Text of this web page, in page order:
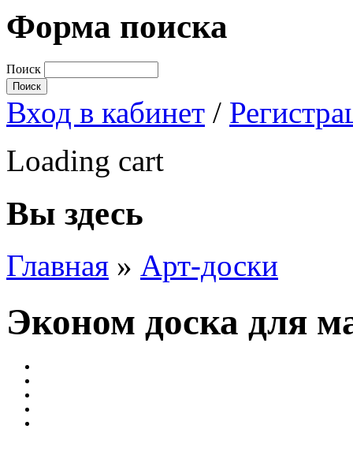
Форма поиска
Поиск
Вход в кабинет /
Loading cart
Вы здесь
Главная » Арт-доски
Эконом доска для